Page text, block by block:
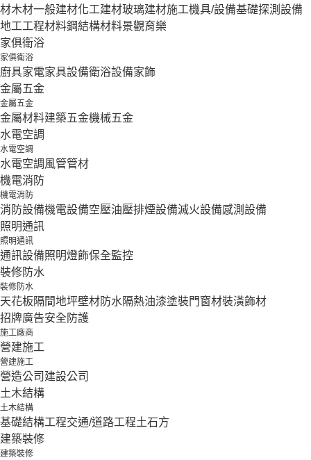
材木材一般建材化工建材玻璃建材施工機具/設備基礎探測設備
地工工程材料鋼結構材料景觀育樂
家俱衛浴
家俱衛浴
廚具家電家具設備衛浴設備家飾
金屬五金
金屬五金
金屬材料建築五金機械五金
水電空調
水電空調
水電空調風管管材
機電消防
機電消防
消防設備機電設備空壓油壓排煙設備滅火設備感測設備
照明通訊
照明通訊
通訊設備照明燈飾保全監控
裝修防水
裝修防水
天花板隔間地坪壁材防水隔熱油漆塗裝門窗材裝潢飾材
招牌廣告安全防護
施工廠商
營建施工
營建施工
營造公司 建設公司
土木結構
土木結構
基礎結構工程交通/道路工程土石方
建築裝修
建築裝修